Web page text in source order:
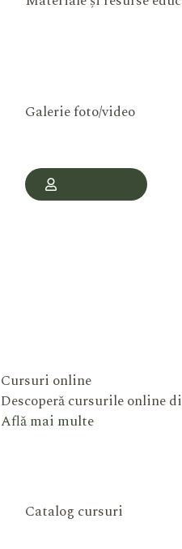
Galerie foto/video
Cursuri online
Descoperă cursurile online
Află mai multe
Catalog cursuri